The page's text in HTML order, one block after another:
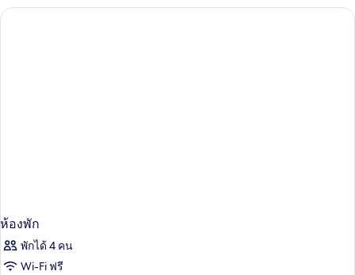
สวีท,
กับ
ห้อง
ห้องพัก
พักได้ 4 คน
Wi-Fi ฟรี